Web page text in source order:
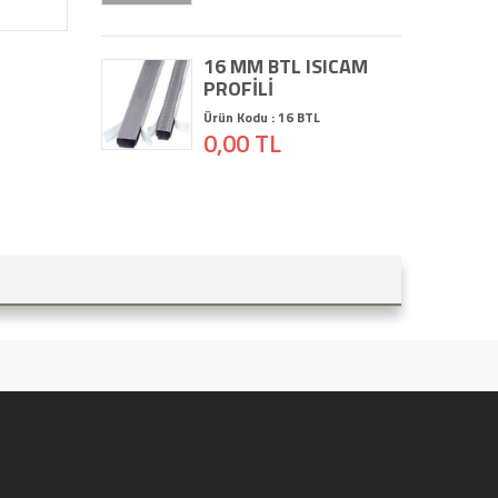
16 MM BTL ISICAM
PROFİLİ
Ürün Kodu : 16 BTL
0,00 TL